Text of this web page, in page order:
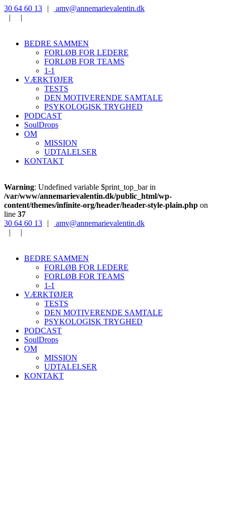
‭30 64 60 13‬ |
‭amv@annemarievalentin.dk
|
|
BEDRE SAMMEN
FORLØB FOR LEDERE
FORLØB FOR TEAMS
1-1
VÆRKTØJER
TESTS
DEN MOTIVERENDE SAMTALE
PSYKOLOGISK TRYGHED
PODCAST
SoulDrops
OM
MISSION
UDTALELSER
KONTAKT
Warning: Undefined variable $print_top_bar in
/var/www/annemarievalentin.dk/public_html/wp-
content/themes/infinite-org/header/header-style-plain.php on
line 37
‭30 64 60 13‬
|
‭amv@annemarievalentin.dk
|
|
BEDRE SAMMEN
FORLØB FOR LEDERE
FORLØB FOR TEAMS
1-1
VÆRKTØJER
TESTS
DEN MOTIVERENDE SAMTALE
PSYKOLOGISK TRYGHED
PODCAST
SoulDrops
OM
MISSION
UDTALELSER
KONTAKT